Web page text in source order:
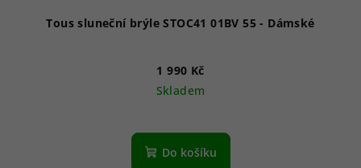
Tous sluneční brýle STOC41 01BV 55 - Dámské
1 990 Kč
Skladem
Do košíku